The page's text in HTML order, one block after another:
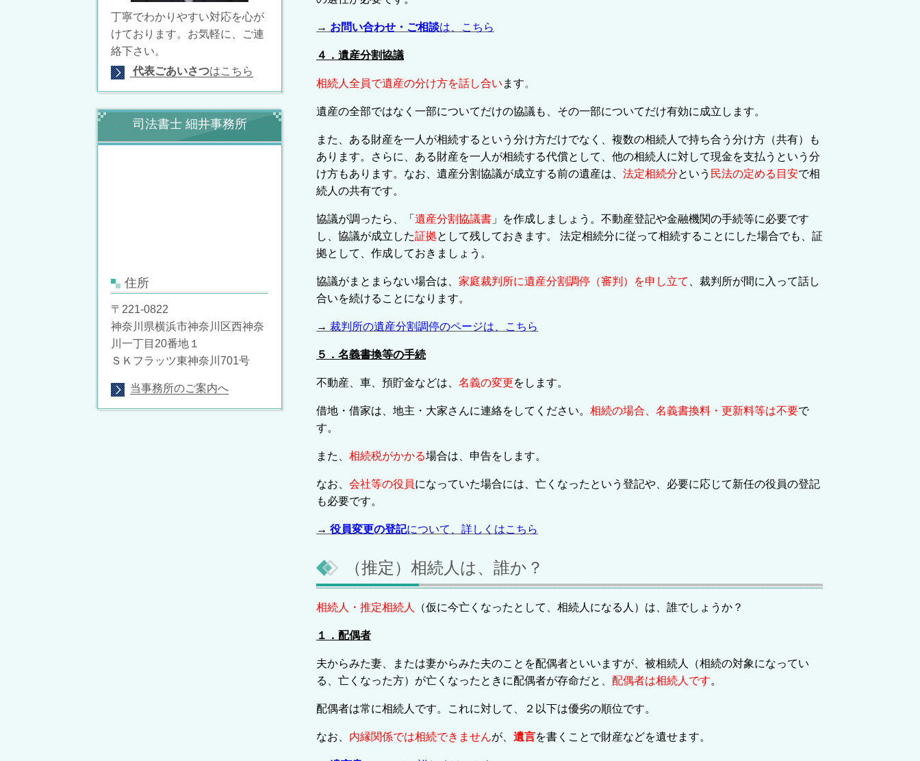
→ お問い合わせ・ご相談は、こちら
４．遺産分割協議
相続人全員で遺産の分け方を話し合い ます。
遺産の全部ではなく一部についてだけの協議も、その一部についてだけ有効に成立します。
また、ある財産を一人が相続するという分け方だけでなく、複数の相続人で持ち合う分け方（共有）も
あります。さらに、ある財産を一人が相続する代償として、他の相続人に対して現金を支払うという分
け方もあります。なお、遺産分割協議が成立する前の遺産は、 法定相続分という 民法の定める目安で相
続人の共有です。
協議が調ったら、「 遺産分割協議書 」を作成しましょう。不動産登記や金融機関の手続等に必要です
し、協議が成立した証拠として残しておきます。 法定相続分に従って相続することにした場合でも、証
拠として、作成しておきましょう。
協議がまとまらない場合は、 家庭裁判所に遺産分割調停（審判） を申し立て
、裁判所が間に入って話し
合いを続けることになります。
→ 裁判所の遺産分割調停のページは、こちら
５．名義書換等の手続
不動産、車、預貯金などは、 名義の変更をします。
借地・借家は、地主・大家さんに連絡をしてください。 相続の場合、名義書換料・更新料等は不要で
す。
また、 相続税がかかる場合は、申告をします。
なお、 会社等の役員になっていた場合には、亡くなったという登記や、必要に応じて新任の役員の登記
も必要です。
→ 役員変更の登記について、詳しくはこちら
（推定）相続人は、誰か？
相続人・推定相続人 （仮に今亡くなったとして、相続人になる人）は、誰でしょうか？
１．配偶者
夫からみた妻、または妻からみた夫のことを配偶者といいますが、被相続人（相続の対象になってい
る、亡くなった方）が亡くなったときに配偶者が存命だと、 配偶者は相続人です。
配偶者は常に相続人です。これに対して、２以下は優劣の順位です。
なお、 内縁関係では相続できませんが、 遺言を書くことで財産などを遺せます。
丁寧でわかりやすい対応を心が
けております。 お気軽に、ご連
絡下さい。
代表ごあいさつはこちら
司法書士 細井事務所
住所
〒221-0822
神奈川県横浜市神奈川区西神奈
川一丁目20番地１
ＳＫフラッツ東神奈川701号
当事務所のご案内へ